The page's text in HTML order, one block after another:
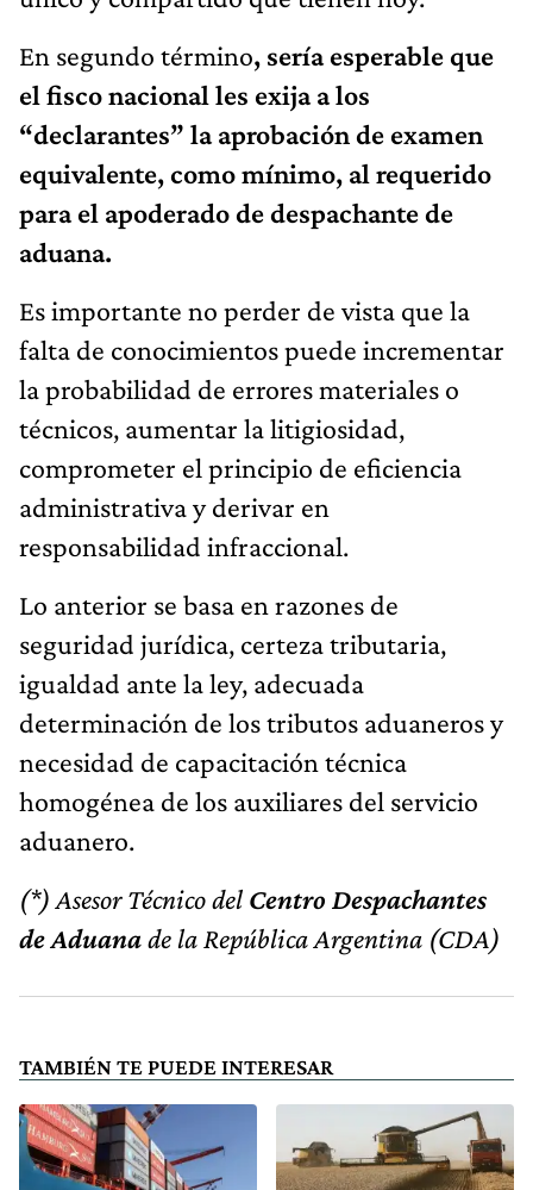
En segundo término, sería esperable que
el fisco nacional les exija a los
“declarantes” la aprobación de examen
equivalente, como mínimo, al requerido
para el apoderado de despachante de
aduana.
Es importante no perder de vista que la
falta de conocimientos puede incrementar
la probabilidad de errores materiales o
técnicos, aumentar la litigiosidad,
comprometer el principio de eficiencia
administrativa y derivar en
responsabilidad infraccional.
Lo anterior se basa en razones de
seguridad jurídica, certeza tributaria,
igualdad ante la ley, adecuada
determinación de los tributos aduaneros y
necesidad de capacitación técnica
homogénea de los auxiliares del servicio
aduanero.
(*) Asesor Técnico del Centro Despachantes
de Aduanade la República Argentina (CDA)
TAMBIÉN TE PUEDE INTERESAR